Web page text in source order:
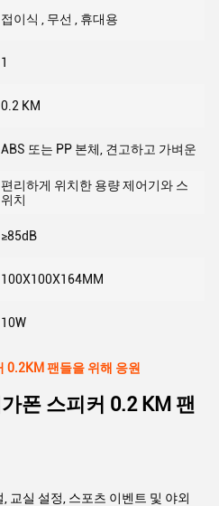
접이식 , 무선 , 휴대용
1
0.2 KM
ABS 또는 PP 본체, 견고하고 가벼운
편리하게 위치한 용량 제어기와 스
위치
≥85dB
100X100X164MM
10W
0.2KM 팬들을 위해 응원
폰 스피커 0.2 KM 팬
교실 설정, 스포츠 이벤트 및 야외